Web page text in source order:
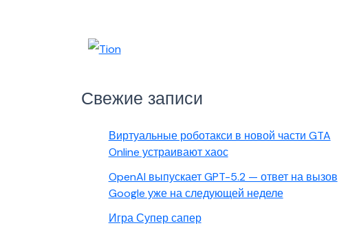
Свежие записи
Виртуальные роботакси в новой части GTA
Online устраивают хаос
OpenAI выпускает GPT-5.2 — ответ на вызов
Google уже на следующей неделе
Игра Супер сапер